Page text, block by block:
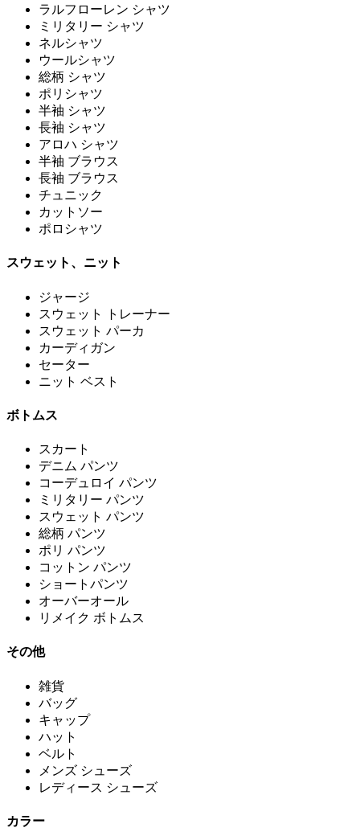
ラルフローレン シャツ
ミリタリー シャツ
ネルシャツ
ウールシャツ
総柄 シャツ
ポリシャツ
半袖 シャツ
長袖 シャツ
アロハ シャツ
半袖 ブラウス
長袖 ブラウス
チュニック
カットソー
ポロシャツ
スウェット、ニット
ジャージ
スウェット トレーナー
スウェット パーカ
カーディガン
セーター
ニット ベスト
ボトムス
スカート
デニム パンツ
コーデュロイ パンツ
ミリタリー パンツ
スウェット パンツ
総柄 パンツ
ポリ パンツ
コットン パンツ
ショートパンツ
オーバーオール
リメイク ボトムス
その他
雑貨
バッグ
キャップ
ハット
ベルト
メンズ シューズ
レディース シューズ
カラー